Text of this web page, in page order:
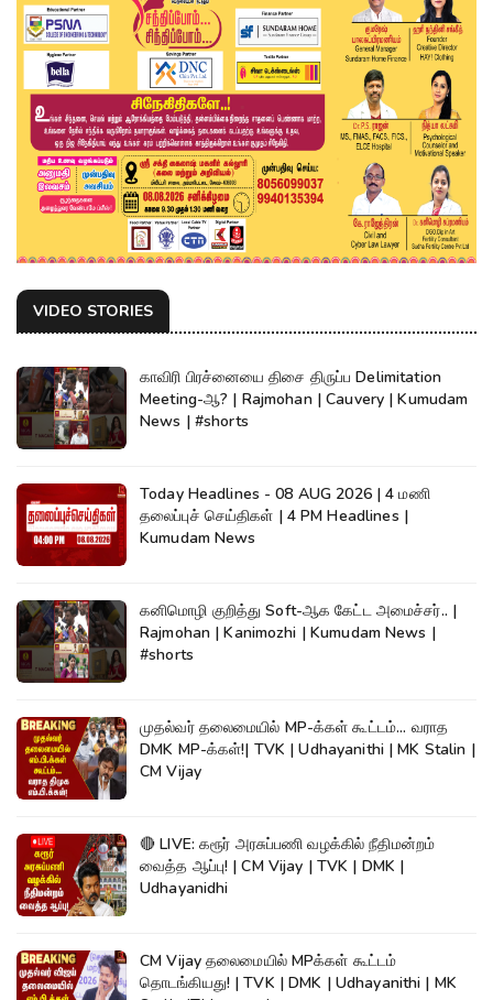
VIDEO STORIES
காவிரி பிரச்னையை திசை திருப்ப Delimitation
Meeting-ஆ? | Rajmohan | Cauvery | Kumudam
News | #shorts
Today Headlines - 08 AUG 2026 | 4 மணி
தலைப்புச் செய்திகள் | 4 PM Headlines |
Kumudam News
கனிமொழி குறித்து Soft-ஆக கேட்ட அமைச்சர்.. |
Rajmohan | Kanimozhi | Kumudam News |
#shorts
முதல்வர் தலைமையில் MP-க்கள் கூட்டம்... வராத
DMK MP-க்கள்!| TVK | Udhayanithi | MK Stalin |
CM Vijay
🔴 LIVE: கரூர் அரசுப்பணி வழக்கில் நீதிமன்றம்
வைத்த ஆப்பு! | CM Vijay | TVK | DMK |
Udhayanidhi
CM Vijay தலைமையில் MPக்கள் கூட்டம்
தொடங்கியது! | TVK | DMK | Udhayanithi | MK